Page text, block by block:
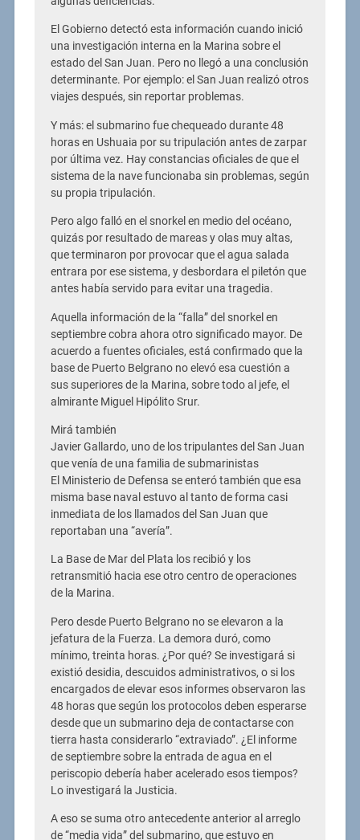
El Gobierno detectó esta información cuando inició
una investigación interna en la Marina sobre el
estado del San Juan. Pero no llegó a una conclusión
determinante. Por ejemplo: el San Juan realizó otros
viajes después, sin reportar problemas.
Y más: el submarino fue chequeado durante 48
horas en Ushuaia por su tripulación antes de zarpar
por última vez. Hay constancias oficiales de que el
sistema de la nave funcionaba sin problemas, según
su propia tripulación.
Pero algo falló en el snorkel en medio del océano,
quizás por resultado de mareas y olas muy altas,
que terminaron por provocar que el agua salada
entrara por ese sistema, y desbordara el piletón que
antes había servido para evitar una tragedia.
Aquella información de la “falla” del snorkel en
septiembre cobra ahora otro significado mayor. De
acuerdo a fuentes oficiales, está confirmado que la
base de Puerto Belgrano no elevó esa cuestión a
sus superiores de la Marina, sobre todo al jefe, el
almirante Miguel Hipólito Srur.
Mirá también
Javier Gallardo, uno de los tripulantes del San Juan
que venía de una familia de submarinistas
El Ministerio de Defensa se enteró también que esa
misma base naval estuvo al tanto de forma casi
inmediata de los llamados del San Juan que
reportaban una “avería”.
La Base de Mar del Plata los recibió y los
retransmitió hacia ese otro centro de operaciones
de la Marina.
Pero desde Puerto Belgrano no se elevaron a la
jefatura de la Fuerza. La demora duró, como
mínimo, treinta horas. ¿Por qué? Se investigará si
existió desidia, descuidos administrativos, o si los
encargados de elevar esos informes observaron las
48 horas que según los protocolos deben esperarse
desde que un submarino deja de contactarse con
tierra hasta considerarlo “extraviado”. ¿El informe
de septiembre sobre la entrada de agua en el
periscopio debería haber acelerado esos tiempos?
Lo investigará la Justicia.
A eso se suma otro antecedente anterior al arreglo
de “media vida” del submarino, que estuvo en